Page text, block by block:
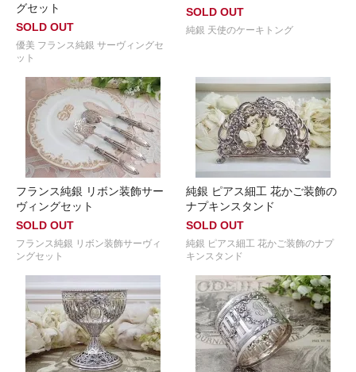
グセット
SOLD OUT
優美 フランス純銀 サーヴィングセ
ット
SOLD OUT
純銀 天使のケーキトング
フランス純銀 リボン装飾サー
ヴィングセット
SOLD OUT
フランス純銀 リボン装飾サーヴィ
ングセット
純銀 ピアス細工 花かご装飾の
ナプキンスタンド
SOLD OUT
純銀 ピアス細工 花かご装飾のナプ
キンスタンド